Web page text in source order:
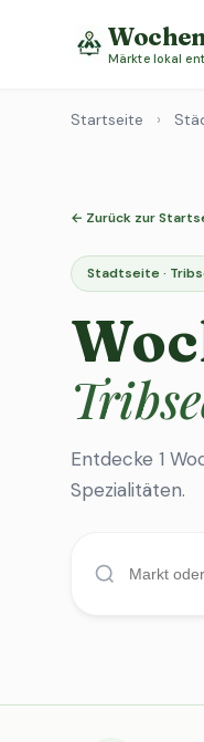
Märkte lokal
Startseite ›
← Zurück zur
Stadtseite ·
Entdecke 1
Spezialitäten.